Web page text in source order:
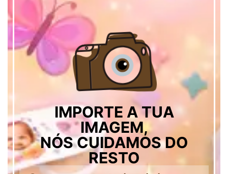
IMPORTE A TUA
IMAGEM,
NÓS CUIDAMOS DO
RESTO